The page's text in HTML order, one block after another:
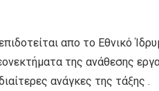
απο το Εθνικό
της ανάθεσης
ανάγκες της τάξης .